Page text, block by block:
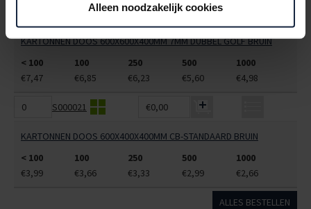
Alleen noodzakelijk cookies
€0,00
KARTONNEN DOOS 600X600X400MM 7MM DUBBEL GOLF BRUIN
< 100
100 250 500
1000
€7,47
€6,85 €6,23 €5,60 €4,98
S000021 €0,00
KARTONNEN DOOS 600X400X400MM CB-STANDAARD BRUIN
< 100
100 250 500
1000
€3,99
€3,66 €3,33 €2,99 €2,66
ALLES BESTELLEN